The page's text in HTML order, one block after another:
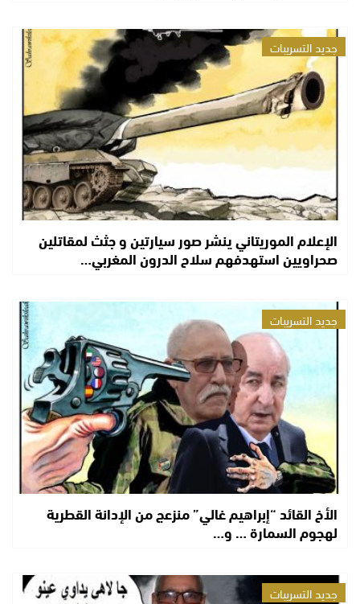
جديد التسريبات
الإعلام الموريتاني ينشر صور سيارتين و جثث لمقاتلين
صحراويين استهدفهم سلاح الدرون المغربي…
جديد التسريبات
الأخ القائد “إبراهيم غالي” منزعج من الإدانة القطرية
لهجوم السمارة … و…
جديد التسريبات